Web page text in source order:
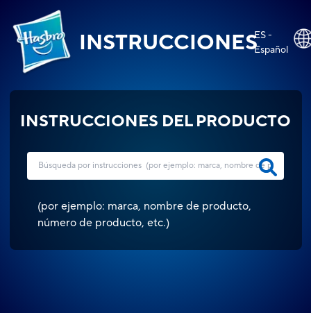
INSTRUCCIONESES -
Español
INSTRUCCIONES DEL PRODUCTO
(por ejemplo: marca, nombre de producto,
número de producto, etc.)